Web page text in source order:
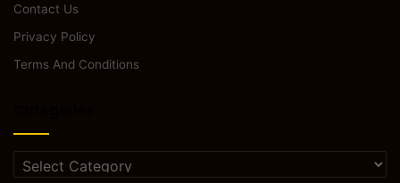
Contact Us
Privacy Policy
Terms And Conditions
Categories